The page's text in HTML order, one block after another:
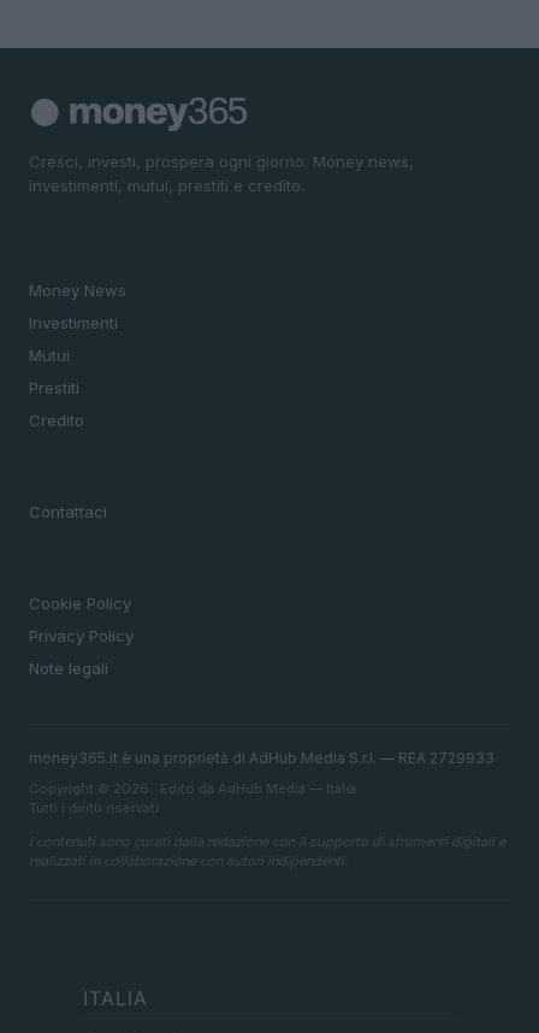
Cresci, investi, prospera ogni giorno. Money news,
investimenti, mutui, prestiti e credito.
Money News
Investimenti
Mutui
Prestiti
Credito
Contattaci
Cookie Policy
Privacy Policy
Note legali
money365.it è una proprietà di AdHub Media S.r.l. — REA 2729933
Copyright © 2026 · Edito da AdHub Media — Italia
Tutti i diritti riservati
I contenuti sono curati dalla redazione con il supporto di strumenti digitali e
realizzati in collaborazione con autori indipendenti.
ITALIA